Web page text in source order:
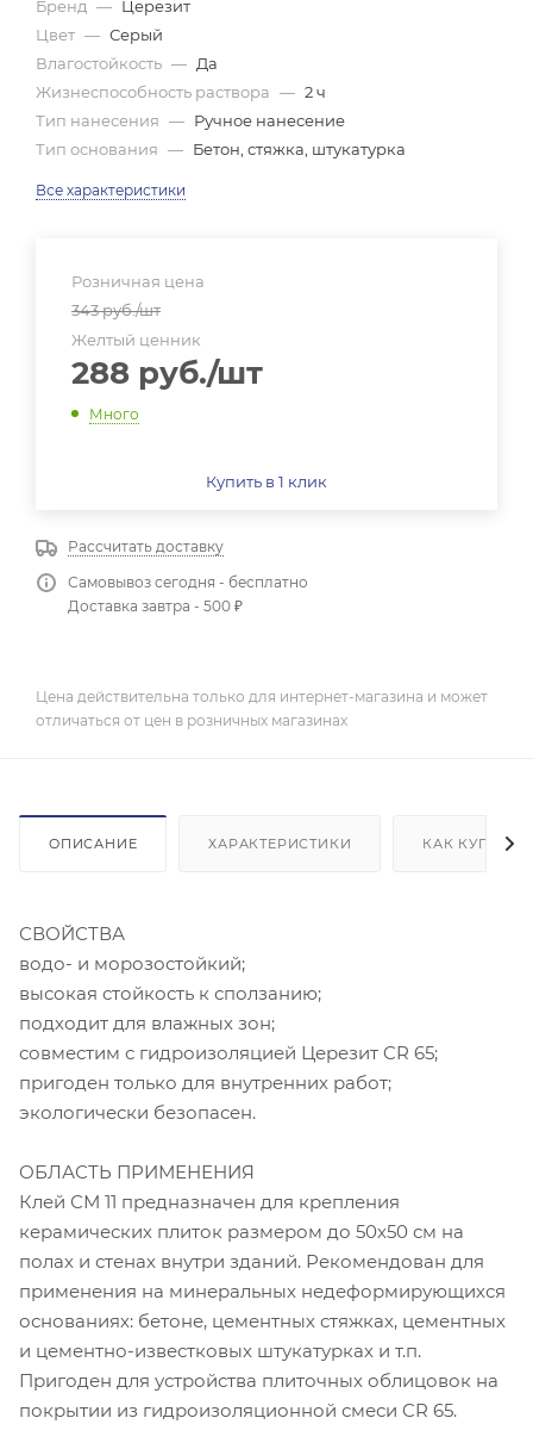
Бренд — Церезит
Цвет — Серый
Влагостойкость — Да
Жизнеспособность раствора — 2 ч
Тип нанесения — Ручное нанесение
Тип основания — Бетон, стяжка, штукатурка
Все характеристики
Розничная цена
343руб./шт
Желтый ценник
288 руб./шт
Много
Купить в 1 клик
Рассчитать доставку
Самовывоз сегодня - бесплатно
Доставка завтра - 500 ₽
Цена действительна только для интернет-магазина и может
отличаться от цен в розничных магазинах
ОПИСАНИЕ ХАРАКТЕРИСТИКИ КАК КУПИТЬ
СВОЙСТВА
водо- и морозостойкий;
высокая стойкость к сползанию;
подходит для влажных зон;
совместим с гидроизоляцией Церезит CR 65;
пригоден только для внутренних работ;
экологически безопасен.
ОБЛАСТЬ ПРИМЕНЕНИЯ
Клей СМ 11 предназначен для крепления
керамических плиток размером до 50х50 см на
полах и стенах внутри зданий. Рекомендован для
применения на минеральных недеформирующихся
основаниях: бетоне, цементных стяжках, цементных
и цементно-известковых штукатурках и т.п.
Пригоден для устройства плиточных облицовок на
покрытии из гидроизоляционной смеси CR 65.